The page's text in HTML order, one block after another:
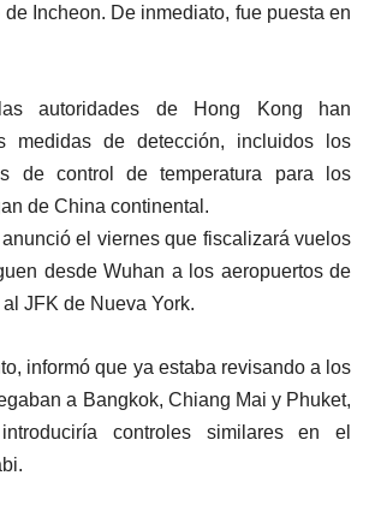
Incheon. De inmediato, fue puesta en
autoridades de Hong Kong han
medidas de detección, incluidos los
de control de temperatura para los
de China continental.
el viernes que fiscalizará vuelos
desde Wuhan a los aeropuertos de
JFK de Nueva York.
informó que ya estaba revisando a los
a Bangkok, Chiang Mai y Phuket,
controles similares en el